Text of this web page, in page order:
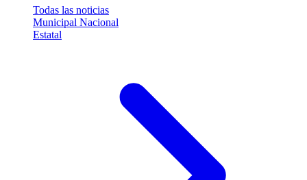
Todas las noticias
Municipal Nacional
Estatal